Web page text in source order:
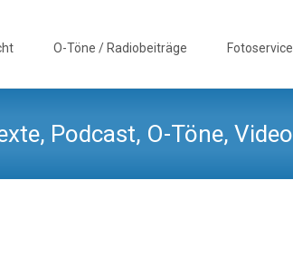
O-Töne / Radiobeiträge Fotoservice
Podcast, O-Töne, Video